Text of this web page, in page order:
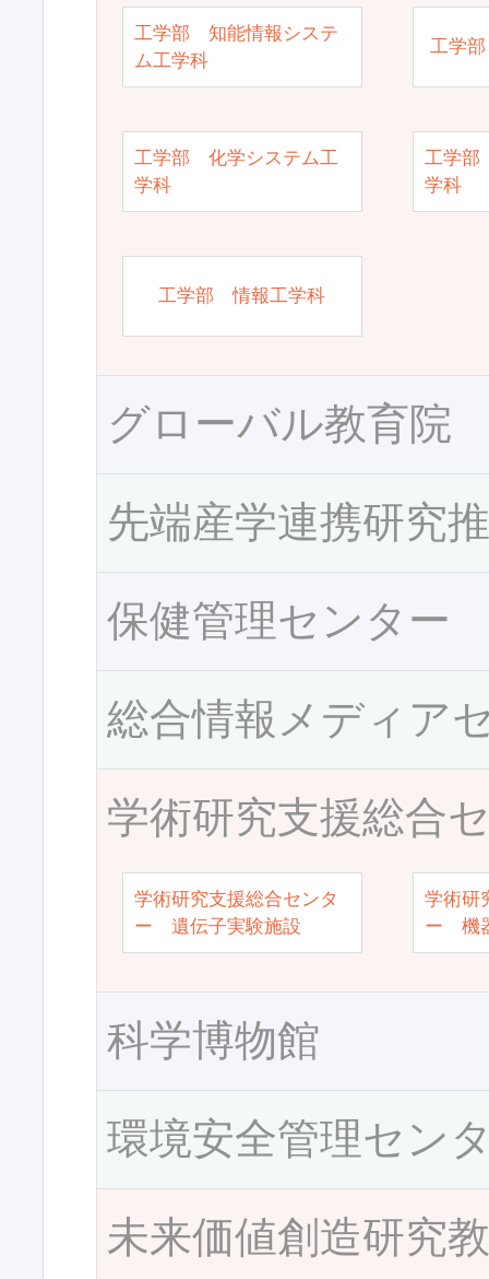
工学部 知能情報システ
ム工学科
工学
工学部 化学システム工
学科
工学部
学科
工学部 情報工学科
グローバル教育院
先端産学連携研究
保健管理センター
総合情報メディア
学術研究支援総合
学術研究支援総合センタ
ー 遺伝子実験施設
学術研
ー 機
科学博物館
環境安全管理セン
未来価値創造研究